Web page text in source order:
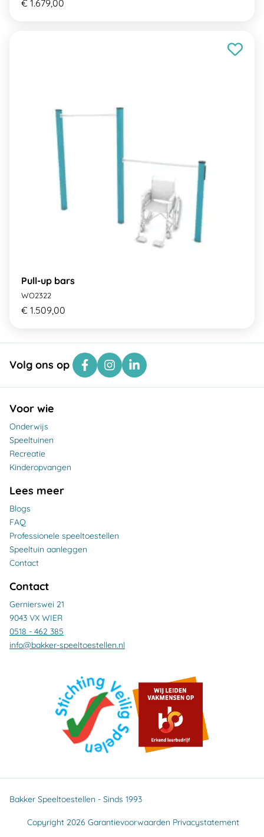
€ 1.679,00
Pull-up bars
WO2322
€ 1.509,00
Volg ons op
Voor wie
Onderwijs
Speeltuinen
Recreatie
Kinderopvangen
Lees meer
Blogs
FAQ
Professionele speeltoestellen
Speeltuin aanleggen
Contact
Contact
Gernierswei 21
9043 VX WIER
0518 - 462 385
info@bakker-speeltoestellen.nl
Bakker Speeltoestellen - Sinds 1993
Copyright 2026 Garantievoorwaarden Privacystatement